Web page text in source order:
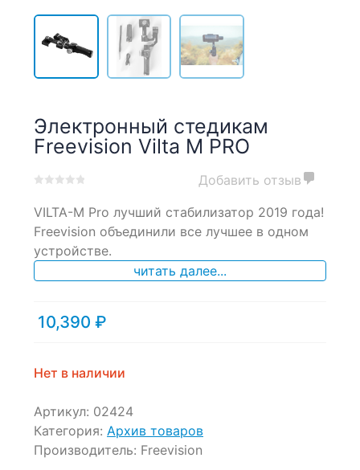
Электронный стедикам
Freevision Vilta M PRO
out
on
Добавить отзыв
VILTA-M Pro лучший стабилизатор 2019 года!
Freevision объединили все лучшее в одном
устройстве.
читать далее...
10,390 ₽
Нет в наличии
Артикул: 02424
Категория: Архив товаров
Производитель: Freevision